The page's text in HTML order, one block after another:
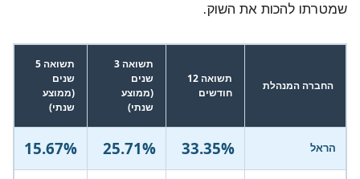
שמטרתו להכות את השוק.
החברה המנהלת
תשואה 12
חודשים
תשואה 3
שנים
(ממוצע
שנתי)
תשואה 5
שנים
(ממוצע
שנתי)
הראל 33.35%
25.71%
15.67%